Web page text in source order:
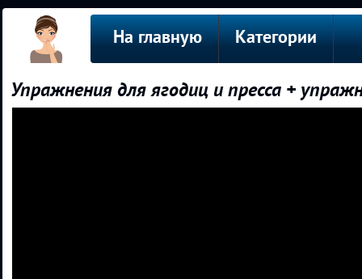
На главную Категории
Упражнения для ягодиц и пресса +